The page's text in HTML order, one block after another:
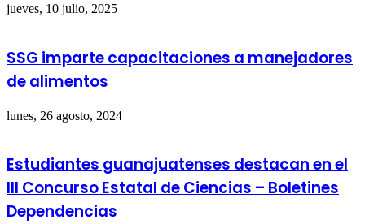
jueves, 10 julio, 2025
SSG imparte capacitaciones a manejadores
de alimentos
lunes, 26 agosto, 2024
Estudiantes guanajuatenses destacan en el
III Concurso Estatal de Ciencias – Boletines
Dependencias